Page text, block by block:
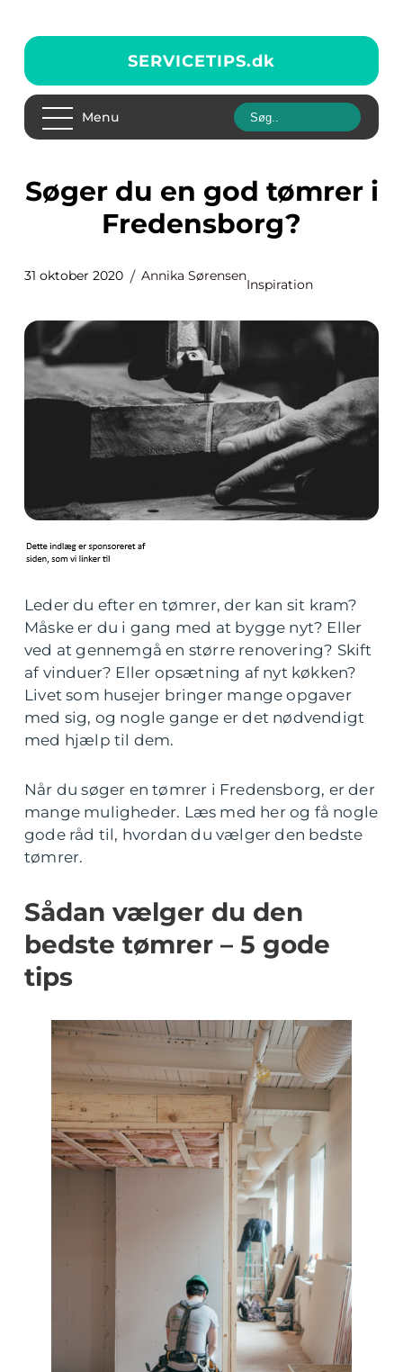
SERVICETIPS.dk
Menu
Søger du en god tømrer i
Fredensborg?
31 oktober 2020 Annika Sørensen
Inspiration
Leder du efter en tømrer, der kan sit kram?
Måske er du i gang med at bygge nyt? Eller
ved at gennemgå en større renovering? Skift
af vinduer? Eller opsætning af nyt køkken?
Livet som husejer bringer mange opgaver
med sig, og nogle gange er det nødvendigt
med hjælp til dem.
Når du søger en tømrer i Fredensborg, er der
mange muligheder. Læs med her og få nogle
gode råd til, hvordan du vælger den bedste
tømrer.
Sådan vælger du den
bedste tømrer – 5 gode
tips